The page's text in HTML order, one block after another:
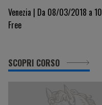
Venezia | Da 08/03/2018 a
Free
SCOPRI CORSO